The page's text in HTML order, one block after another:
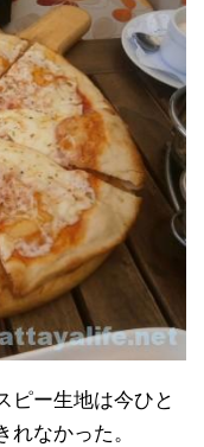
ピー生地は今ひと
なかった。